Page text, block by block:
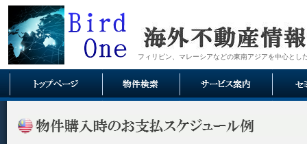
フィリピン、マレーシアなどの東南アジアを中心とし